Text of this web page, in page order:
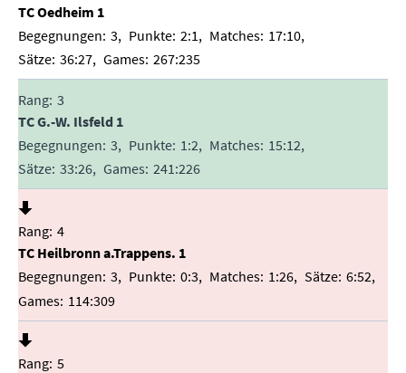
TC Oedheim 1
3
2:1
17:10
36:27
267:235
3
TC G.-W. Ilsfeld 1
3
1:2
15:12
33:26
241:226
4
TC Heilbronn a.Trappens. 1
3
0:3 1:26
6:52
114:309
5